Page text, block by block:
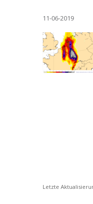
11-06-2019
Letzte